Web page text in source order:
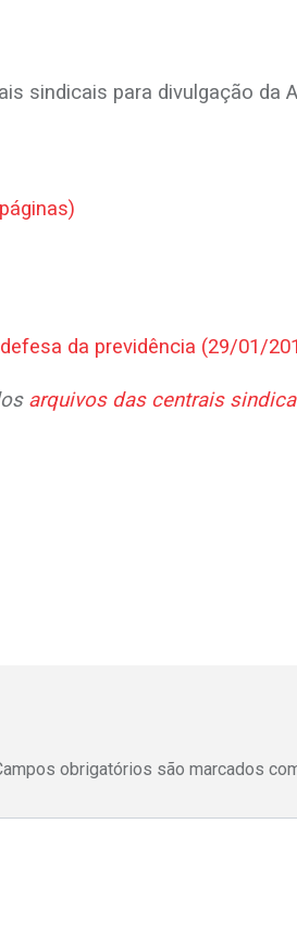
sindicais para divulgação da
da previdência (29/01/
arquivos das centrais
obrigatórios são marcados